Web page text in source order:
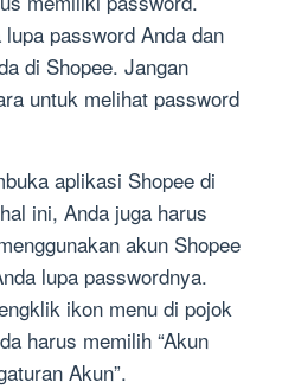
password Anda dan
di Shopee. Jangan
untuk melihat password
aplikasi Shopee di
ini, Anda juga harus
akun Shopee
lupa passwordnya.
ikon menu di pojok
harus memilih “Akun
Akun”.